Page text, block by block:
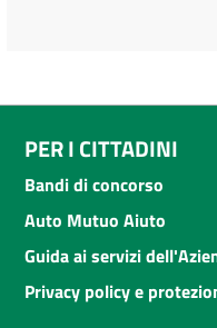
PER I CITTADINI
Bandi di concorso
Auto Mutuo Aiuto
Guida ai servizi
Privacy policy e